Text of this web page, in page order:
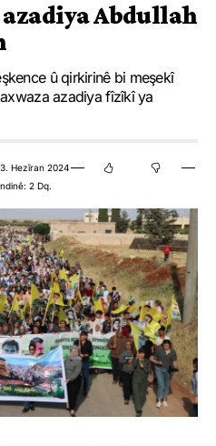
azadiya Abdullah
û qirkirinê bi meşekî
azadiya fîzîkî ya
Hezîran 2024
2 Dq.